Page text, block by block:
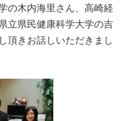
の木内海里さん、高崎経
立県民健康科学大学の吉
頂きお話しいただきまし